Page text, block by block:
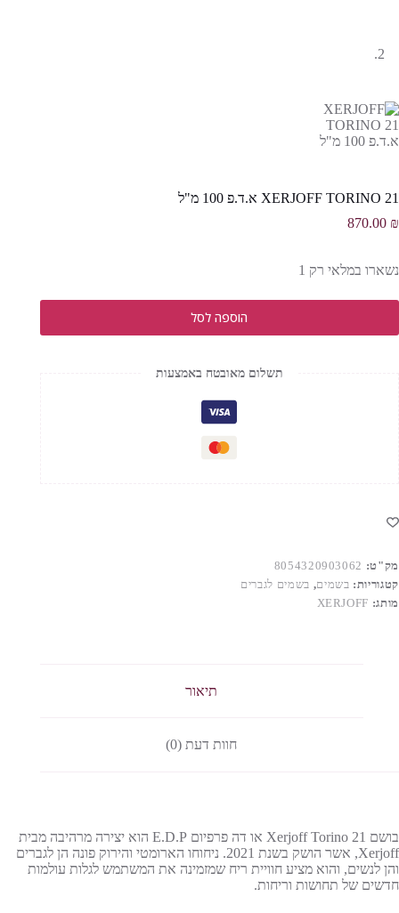
XERJOFF TORINO 21 א.ד.פ 100 מ"ל
870.00 ₪
נשארו במלאי רק 1
הוספה לסל
תשלום מאובטח באמצעות
מק"ט: 8054320903062
קטגוריות: בשמים, בשמים לגברים
מותג: XERJOFF
תיאור
חוות דעת (0)
בושם Xerjoff Torino 21 או דה פרפיום E.D.P הוא יצירה מרהיבה מבית
Xerjoff, אשר הושק בשנת 2021. ניחוחו הארומטי והירוק פונה הן לגברים
והן לנשים, והוא מציע חוויית ריח שמזמינה את המשתמש לגלות עולמות
חדשים של תחושות וריחות.